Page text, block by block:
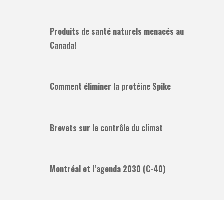
Produits de santé naturels menacés au
Canada!
Comment éliminer la protéine Spike
Brevets sur le contrôle du climat
Montréal et l’agenda 2030 (C-40)